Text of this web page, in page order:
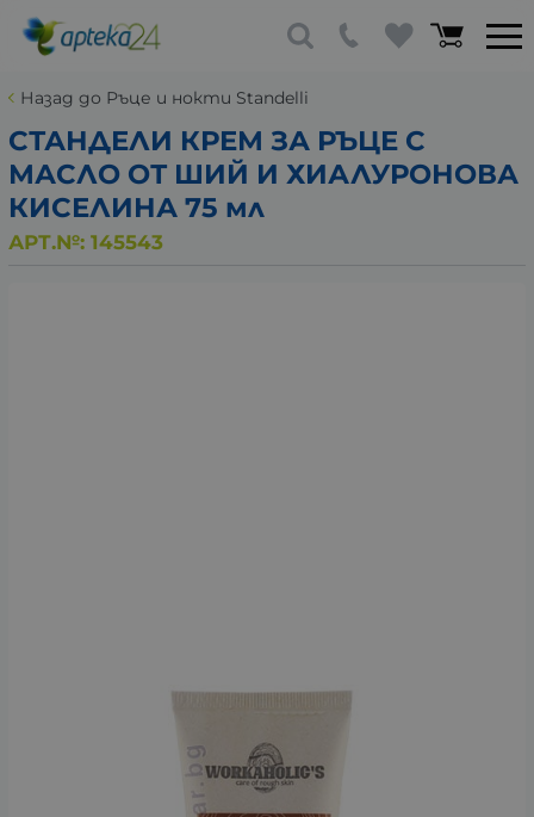
Назад до Ръце и нокти Standelli
СТАНДЕЛИ КРЕМ ЗА РЪЦЕ С
МАСЛО ОТ ШИЙ И ХИАЛУРОНОВА
КИСЕЛИНА 75 мл
АРТ.№: 145543